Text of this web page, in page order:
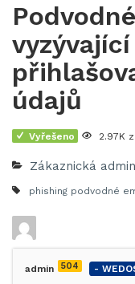
údajů
Vyřešeno 2.97K
Zákaznická
phishing podvodné
admin 504 -